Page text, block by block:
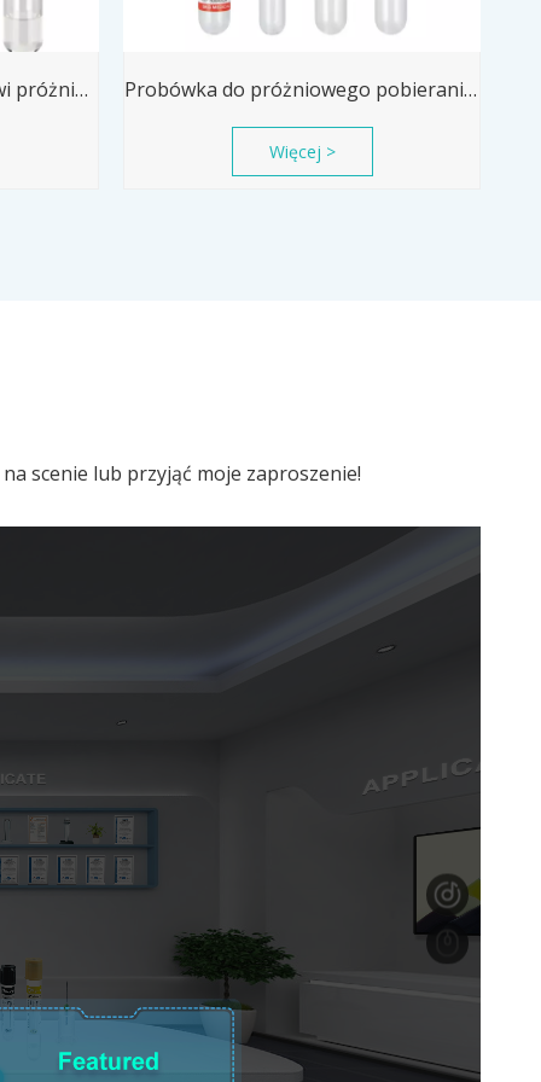
Probówka do pobierania krwi próżniowo Probówka ACD Probówka do próżniowego pobierania krwi Probówka z aktywatorem krzepnięcia i prokoagulacją
Więcej >
scenie lub przyjąć moje zaproszenie!